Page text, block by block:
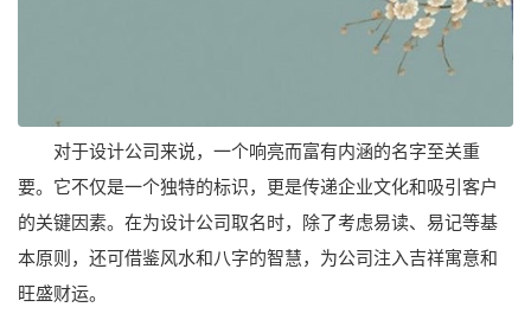
对于设计公司来说，一个响亮而富有内涵的名字至关重
要。它不仅是一个独特的标识，更是传递企业文化和吸引客户
的关键因素。在为设计公司取名时，除了考虑易读、易记等基
本原则，还可借鉴风水和八字的智慧，为公司注入吉祥寓意和
旺盛财运。